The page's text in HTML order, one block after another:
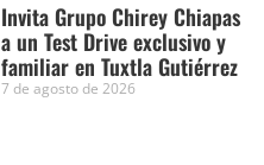
Invita Grupo Chirey Chiapas
a un Test Drive exclusivo y
familiar en Tuxtla Gutiérrez
7 de agosto de 2026